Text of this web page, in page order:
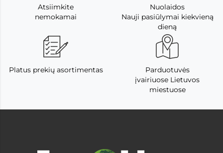
Atsiimkite
nemokamai
Nuolaidos
Nauji pasiūlymai kiekvieną
dieną
Platus prekių asortimentas
Parduotuvės
įvairiuose Lietuvos
miestuose